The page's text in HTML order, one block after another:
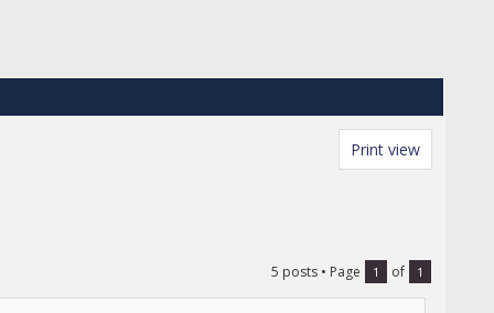
Print view
5 posts • Page 1 of 1